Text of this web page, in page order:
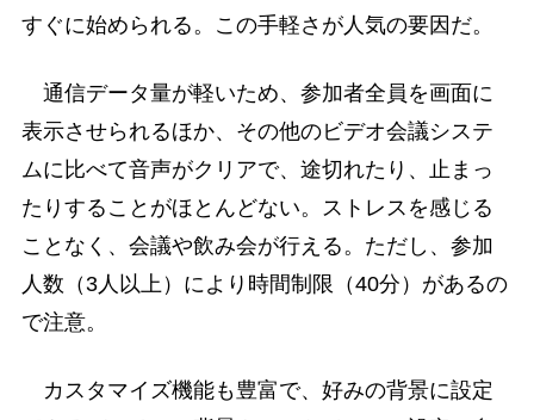
すぐに始められる。この手軽さが人気の要因だ。
通信データ量が軽いため、参加者全員を画面に
表示させられるほか、その他のビデオ会議システ
ムに比べて音声がクリアで、途切れたり、止まっ
たりすることがほとんどない。ストレスを感じる
ことなく、会議や飲み会が行える。ただし、参加
人数（3人以上）により時間制限（40分）があるの
で注意。
カスタマイズ機能も豊富で、好みの背景に設定